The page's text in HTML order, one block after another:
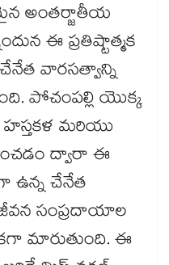
అంతర్జాతీయ
ఈ ప్రతిష్టాత్మక
వారసత్వాన్ని
పోచంపల్లి యొక్క
మరియు
ద్వారా ఈ
ఉన్న చేనేత
సంప్రదాయాల
మారుతుంది. ఈ